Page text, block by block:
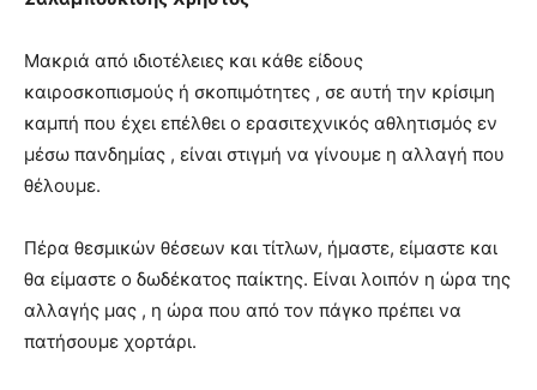
Μακριά από ιδιοτέλειες και κάθε είδους
καιροσκοπισμούς ή σκοπιμότητες , σε αυτή την κρίσιμη
καμπή που έχει επέλθει ο ερασιτεχνικός αθλητισμός εν
μέσω πανδημίας , είναι στιγμή να γίνουμε η αλλαγή που
θέλουμε.
Πέρα θεσμικών θέσεων και τίτλων, ήμαστε, είμαστε και
θα είμαστε ο δωδέκατος παίκτης. Είναι λοιπόν η ώρα της
αλλαγής μας , η ώρα που από τον πάγκο πρέπει να
πατήσουμε χορτάρι.